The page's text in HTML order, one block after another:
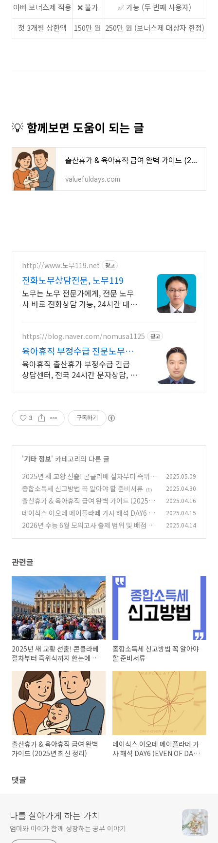
아빠 보너스제 적용
❌ 불가
✅ 가능 (두 번째 사용자)
첫 3개월 상한액
150만 원 250만 원 (보너스제 대상자 한정)
💡 함께보면 도움이 되는 글
출산휴가 & 육아휴직 급여 완벽 가이드 (2025년 최신 정리)
valuefuldays.com
http://www.노무119.net 광고
전화노무상담전문, 노무119
노무는 노무 전문가에게, 전문 노무
사 바로 전화상담 가능, 24시간 대기
https://blog.naver.com/nomusa1125 광고
육아휴직 부정수급 전문노무사
출석요구서 받았다면 필수상담
육아휴직 출산휴가 부정수급 긴급
상담센터, 전국 24시간 문자상담, 전
3 구독하기
'기타 정보' 카테고리의 다른 글
2025년 새 교황 선출! 콘클라베 절차부터 즉위식
까지 한눈에 정리 (0)
2025.05.09
종합소득세 신고방법 꼭 알아야 할 준비서류 (1) 2025.04.30
출산휴가 & 육아휴직 급여 완벽 가이드 (2025년
최신 정리)
(0)
2025.04.16
데이식스 이오데 메이플라떼 가사 해석 DAY6 (E
VEN OF DAY) MAPLELATTE
(0)
2025.04.15
2026년 수능 6월 모의고사 출제 범위 및 배점 일
2025.04.14
관련글
2025년 새 교황 선출! 콘클라베
절차부터 즉위식까지 한눈에 정
종합소득세 신고방법 꼭 알아야
할 준비서류
출산휴가 & 육아휴직 급여 완벽
가이드 (2025년 최신 정리)
데이식스 이오데 메이플라떼 가
사 해석 DAY6 (EVEN OF DAY)
댓글
나를 살아가게 하는 가치
엄마와 아이가 함께 성장하는 공부 이야기